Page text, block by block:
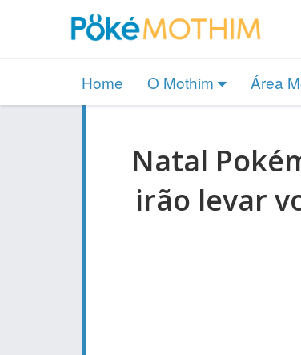
Home O Mothim Área
Natal
irão levar